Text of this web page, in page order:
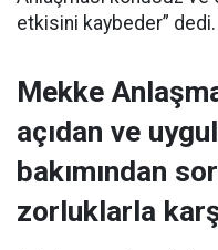
etkisini kaybeder” dedi.
Mekke
açıdan ve
bakımından
zorluklarla